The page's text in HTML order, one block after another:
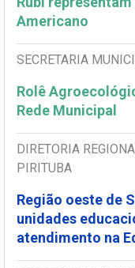
Americano
SECRETARIA
Rolê
Rede Municipal
DIRETORIA
PIRITUBA
Região oeste de
unidades
atendimento na